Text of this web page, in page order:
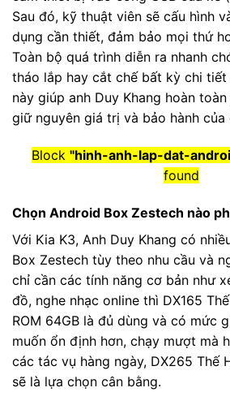
Sau đó, kỹ thuật viên sẽ cấu hình
dụng cần thiết, đảm bảo mọi thứ
Toàn bộ quá trình diễn ra nhanh
tháo lắp hay cắt chế bất kỳ chi tiết
này giúp anh Duy Khang hoàn
giữ nguyên giá trị và bảo hành của
Block "hinh-anh-lap-dat-
found
Chọn Android Box Zestech nào
Với Kia K3, Anh Duy Khang có
Box Zestech tùy theo nhu cầu và
chỉ cần các tính năng cơ bản như
đồ, nghe nhạc online thì DX165
ROM 64GB là đủ dùng và có mức
muốn ổn định hơn, chạy mượt mà
các tác vụ hàng ngày, DX265 Thế
sẽ là lựa chọn cân bằng.